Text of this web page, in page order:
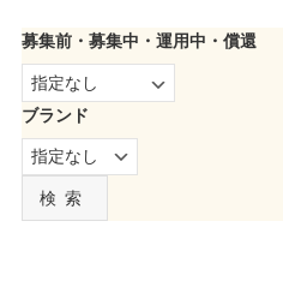
募集前・募集中・運用中・償還
ブランド
検索